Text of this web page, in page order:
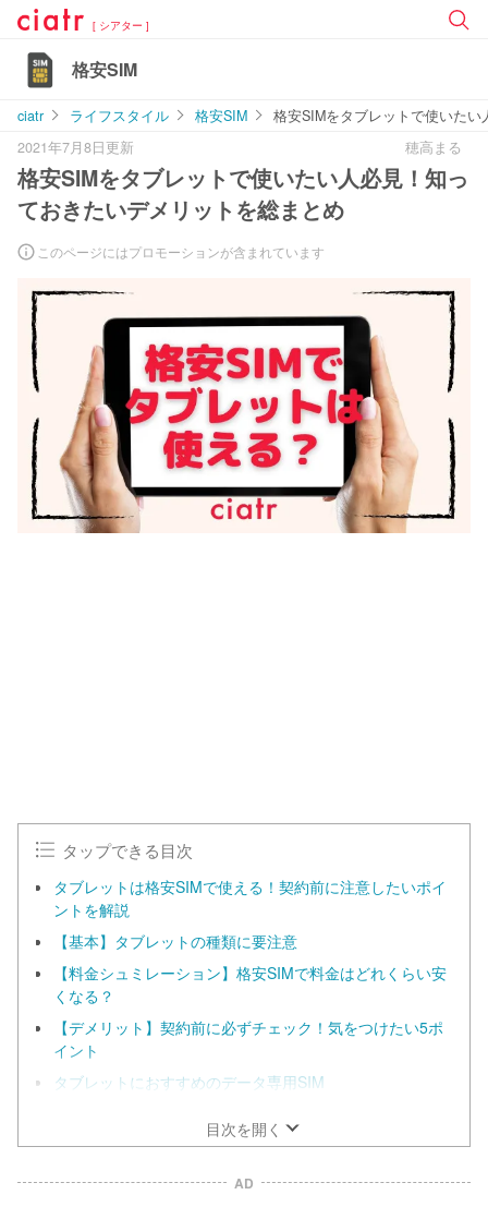
[ シアター ]
格安SIM
ciatr ライフスタイル 格安SIM
格安SIMをタブレットで使いた
2021年7月8日更新
穂高まる
格安SIMをタブレットで使いたい人必見！知っ
ておきたいデメリットを総まとめ
このページにはプロモーションが含まれています
タップできる目次
タブレットは格安SIMで使える！契約前に注意したいポイ
ントを解説
【基本】タブレットの種類に要注意
【料金シュミレーション】格安SIMで料金はどれくらい安
くなる？
【デメリット】契約前に必ずチェック！気をつけたい5ポ
イント
タブレットにおすすめのデータ専用SIM
目次を開く
AD